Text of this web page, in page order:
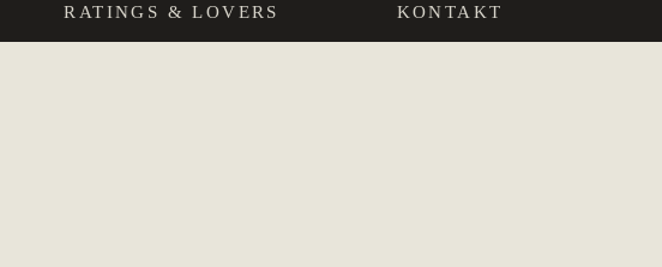
RATINGS & LOVERS KONTAKT